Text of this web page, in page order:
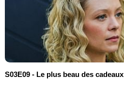
S03E09 - Le plus beau des cadeaux